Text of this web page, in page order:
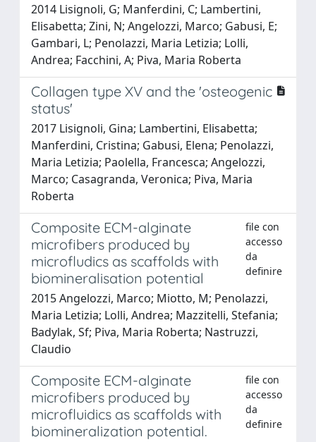
2014 Lisignoli, G; Manferdini, C; Lambertini,
Elisabetta; Zini, N; Angelozzi, Marco; Gabusi, E;
Gambari, L; Penolazzi, Maria Letizia; Lolli,
Andrea; Facchini, A; Piva, Maria Roberta
Collagen type XV and the 'osteogenic
status'
2017 Lisignoli, Gina; Lambertini, Elisabetta;
Manferdini, Cristina; Gabusi, Elena; Penolazzi,
Maria Letizia; Paolella, Francesca; Angelozzi,
Marco; Casagranda, Veronica; Piva, Maria
Roberta
Composite ECM-alginate
microfibers produced by
microfludics as scaffolds with
biomineralisation potential
file con
accesso
da
definire
2015 Angelozzi, Marco; Miotto, M; Penolazzi,
Maria Letizia; Lolli, Andrea; Mazzitelli, Stefania;
Badylak, Sf; Piva, Maria Roberta; Nastruzzi,
Claudio
Composite ECM-alginate
microfibers produced by
microfluidics as scaffolds with
biomineralization potential.
file con
accesso
da
definire